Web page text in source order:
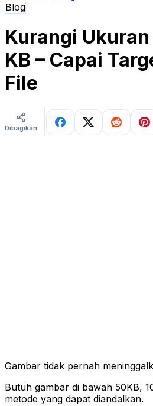
Blog
Kurangi
KB – Capai
File
Dibagikan
Gambar tidak pernah
Butuh gambar di bawah 50KB,
metode yang dapat diandalkan.